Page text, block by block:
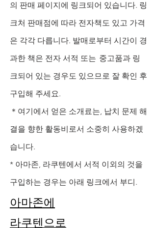
의 판매 페이지에 링크되어 있습니다. 링
크처 판매점에 따라 전자책도 있고 가격
은 각각 다릅니다. 발매로부터 시간이 경
과한 책은 전자 서적 또는 중고품과 링
크되어 있는 경우도 있으므로 잘 확인 후
구입해 주세요.
＊여기에서 얻은 소개료는, 납치 문제 해
결을 향한 활동비로서 소중히 사용하겠
습니다.
* 아마존, 라쿠텐에서 서적 이외의 것을
구입하는 경우는 아래 링크에서 부디.
아마존에
라쿠텐으로